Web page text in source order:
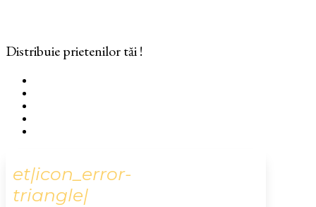
Distribuie prietenilor tăi !
et|icon_error-
triangle|